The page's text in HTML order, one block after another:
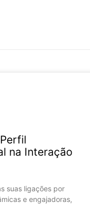
na Interação
suas ligações por
e engajadoras,